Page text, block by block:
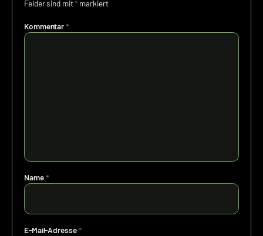
Felder sind mit* markiert
Kommentar*
Name*
E-Mail-Adresse*